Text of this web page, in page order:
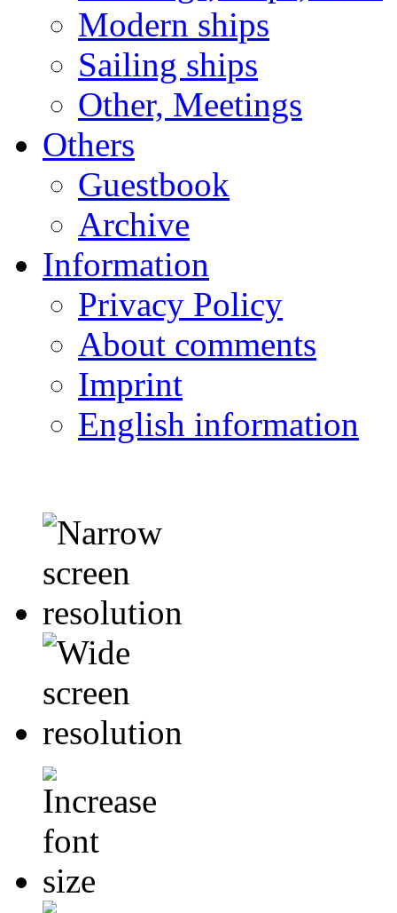
Modern ships
Sailing ships
Other, Meetings
Others
Guestbook
Archive
Information
Privacy Policy
About comments
Imprint
English information